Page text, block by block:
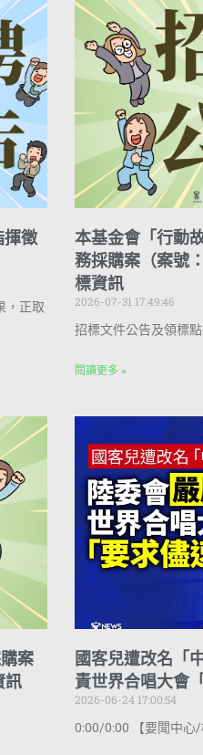
揮徵
，正取
本基金會「行動
務採購案（案號
標資訊
2026-07-31 17:49:46
招標文件公告及領標
閱讀更多 »
案
訊
國客兒遭改名「
責世界合唱大會
2026-06-24 17:00:54
0:00/0:00 【要聞中心